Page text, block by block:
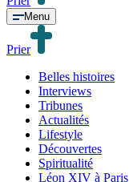
Menu
Prier
Belles histoires
Interviews
Tribunes
Actualités
Lifestyle
Découvertes
Spiritualité
Léon XIV à Paris